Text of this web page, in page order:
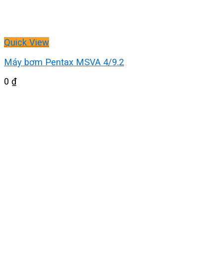
Quick View
Máy bơm Pentax MSVA 4/9.2
0 ₫